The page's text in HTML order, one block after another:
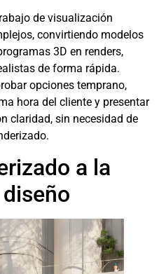
de visualización
convirtiendo modelos
3D en renders,
de forma rápida.
opciones temprano,
hora del cliente y presentar
claridad, sin necesidad de
a la